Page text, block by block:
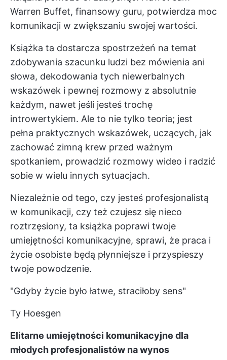
Warren Buffet, finansowy guru, potwierdza moc
komunikacji w zwiększaniu swojej wartości.
Książka ta dostarcza spostrzeżeń na temat
zdobywania szacunku ludzi bez mówienia ani
słowa, dekodowania tych niewerbalnych
wskazówek i pewnej rozmowy z absolutnie
każdym, nawet jeśli jesteś trochę
introwertykiem. Ale to nie tylko teoria; jest
pełna praktycznych wskazówek, uczących, jak
zachować zimną krew przed ważnym
spotkaniem, prowadzić rozmowy wideo i radzić
sobie w wielu innych sytuacjach.
Niezależnie od tego, czy jesteś profesjonalistą
w komunikacji, czy też czujesz się nieco
roztrzęsiony, ta książka poprawi twoje
umiejętności komunikacyjne, sprawi, że praca i
życie osobiste będą płynniejsze i przyspieszy
twoje powodzenie.
"Gdyby życie było łatwe, straciłoby sens"
Ty Hoesgen
Elitarne umiejętności komunikacyjne dla
młodych profesjonalistów na wynos